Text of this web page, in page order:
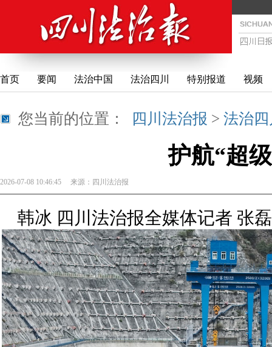
首页 要闻 法治中国 法治四川 特别报道 视频
您当前的位置： 四川法治报 > 法治
护航“超
2026-07-08 10:46:45 来源： 四川法治报
韩冰 四川法治报全媒体记者 张